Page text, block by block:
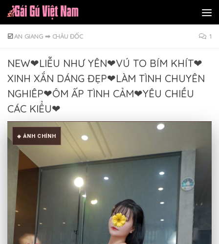
Skip to content
☑️AN GIANG ➡ CHÂU ĐỐC 1
NEW❤LIỄU NHƯ YÊN❤VÚ TO BÍM KHÍT❤
XINH XẮN DÁNG ĐẸP❤LÀM TÌNH CHUYÊN
NGHIÊP❤ÔM ẤP TÌNH CẢM❤YÊU CHIỀU
CÁC KIỂU❤
◈ ẢNH CHÍNH